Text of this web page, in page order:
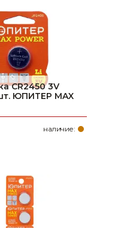
CR2450 3V
ЮПИТЕР MAX
наличие: